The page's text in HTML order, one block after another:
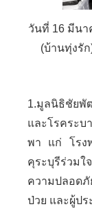
วันที่ 16 มีนา
(บ้านทุ่งรั
1.มูลนิธิชัยพั
และโรคระ
พา แก่ โรง
คุระบุรีร่วมใ
ความปลอดภั
ป่วย และผู้ป